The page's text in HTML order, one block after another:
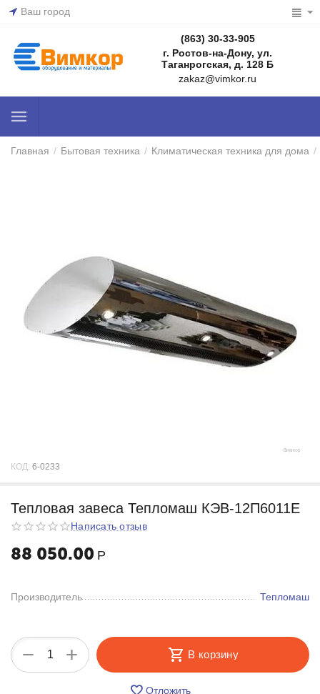
Ваш город
(863) 30-33-905
г. Ростов-на-Дону, ул.
Таганрогская, д. 128 Б
zakaz@vimkor.ru
Главная / Бытовая техника / Климатическая техника для дома /
КОД: 6-0233
Тепловая завеса Тепломаш КЭВ-12П6011Е
Написать отзыв
88 050.00 Р
Производитель Тепломаш
+
− В корзину
Отложить